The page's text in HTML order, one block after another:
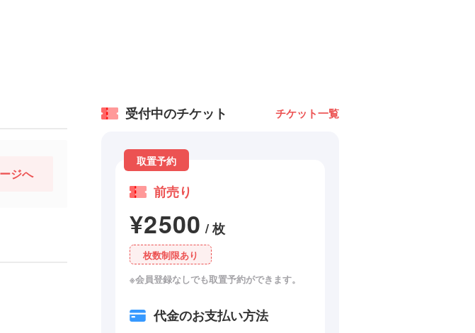
ジへ
受付中のチケット チケット一覧
取置予約
前売り
¥2500 / 枚
枚数制限あり
※会員登録なしでも取置予約ができます。
代金のお支払い方法